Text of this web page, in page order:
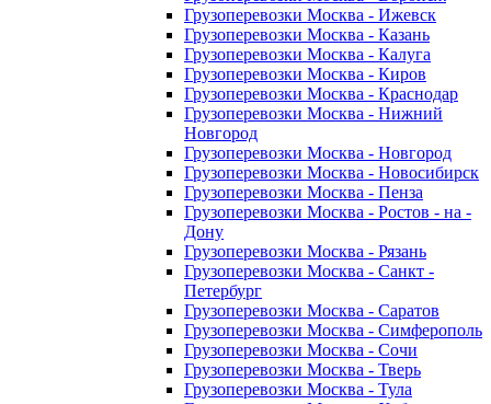
Грузоперевозки Москва - Ижевск
Грузоперевозки Москва - Казань
Грузоперевозки Москва - Калуга
Грузоперевозки Москва - Киров
Грузоперевозки Москва - Краснодар
Грузоперевозки Москва - Нижний
Новгород
Грузоперевозки Москва - Новгород
Грузоперевозки Москва - Новосибирск
Грузоперевозки Москва - Пенза
Грузоперевозки Москва - Ростов - на -
Дону
Грузоперевозки Москва - Рязань
Грузоперевозки Москва - Санкт -
Петербург
Грузоперевозки Москва - Саратов
Грузоперевозки Москва - Симферополь
Грузоперевозки Москва - Сочи
Грузоперевозки Москва - Тверь
Грузоперевозки Москва - Тула